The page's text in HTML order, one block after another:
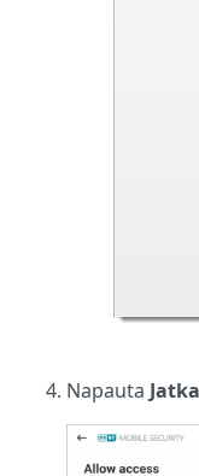
Napauta Jatka